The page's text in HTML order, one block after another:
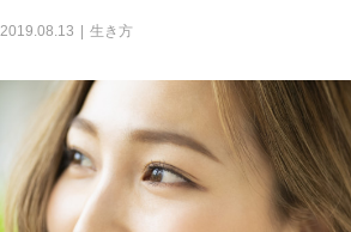
2019.08.13 生き方